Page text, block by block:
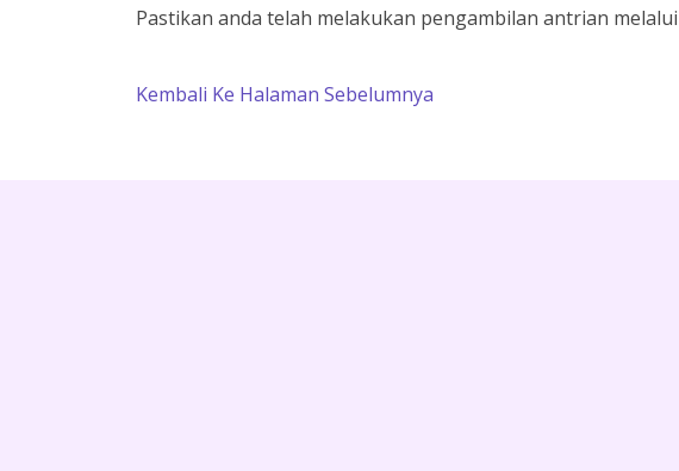
Pastikan anda telah melakukan pengambilan antrian
Kembali Ke Halaman Sebelumnya